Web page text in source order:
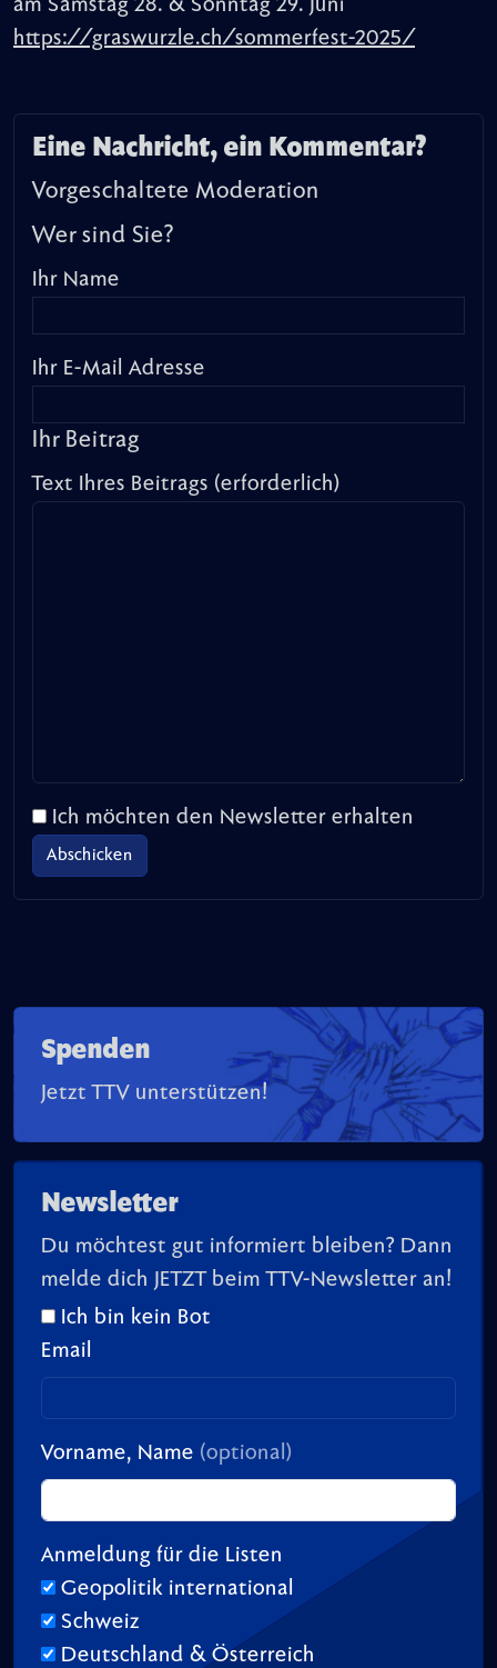
am Samstag 28. & Sonntag 29. Juni
https://graswurzle.ch/sommerfest-2025/
Eine Nachricht, ein Kommentar?
Vorgeschaltete Moderation
Wer sind Sie?
Ihr Name
Ihr E-Mail Adresse
Ihr Beitrag
Text Ihres Beitrags (erforderlich)
Ich möchten den Newsletter erhalten
Spenden
Jetzt TTV unterstützen!
Newsletter
Du möchtest gut informiert bleiben? Dann
melde dich JETZT beim TTV-Newsletter an!
Ich bin kein Bot
Email
Vorname, Name (optional)
Anmeldung für die Listen
Geopolitik international
Schweiz
Deutschland & Österreich